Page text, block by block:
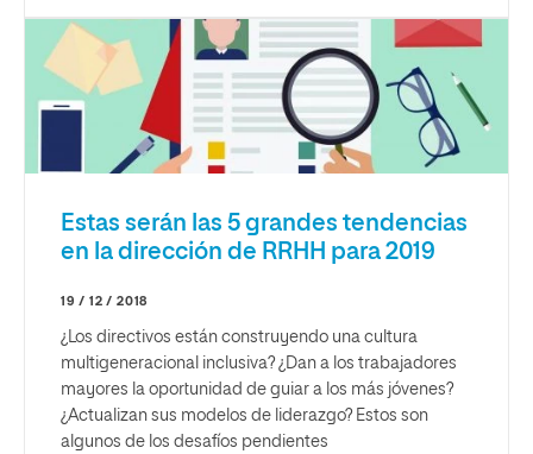
Estas serán las 5 grandes tendencias
en la dirección de RRHH para 2019
19 / 12 / 2018
¿Los directivos están construyendo una cultura
multigeneracional inclusiva? ¿Dan a los trabajadores
mayores la oportunidad de guiar a los más jóvenes?
¿Actualizan sus modelos de liderazgo? Estos son
algunos de los desafíos pendientes